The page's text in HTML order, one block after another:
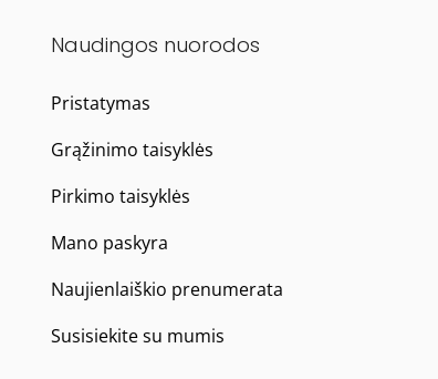
Naudingos nuorodos
Pristatymas
Grąžinimo taisyklės
Pirkimo taisyklės
Mano paskyra
Naujienlaiškio prenumerata
Susisiekite su mumis